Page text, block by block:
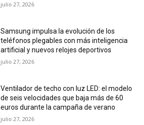
julio 27, 2026
Samsung impulsa la evolución de los
teléfonos plegables con más inteligencia
artificial y nuevos relojes deportivos
julio 27, 2026
Ventilador de techo con luz LED: el modelo
de seis velocidades que baja más de 60
euros durante la campaña de verano
julio 27, 2026